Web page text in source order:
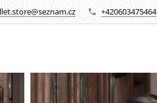
+420603475464